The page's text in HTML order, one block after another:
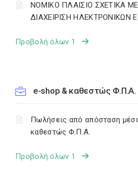
ΝΟΜΙΚΟ ΠΛΑΙΣΙΟ ΣΧΕΤΙΚΑ
ΔΙΑΧΕΙΡΙΣΗ ΗΛΕΚΤΡΟΝΙΚΩΝ
Προβολή όλων 1
e-shop & καθεστώς Φ.Π.Α.
Πωλήσεις από απόσταση
καθεστώς Φ.Π.Α.
Προβολή όλων 1